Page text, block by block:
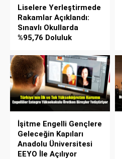
Liselere Yerleştirmede
Rakamlar Açıklandı:
Sınavlı Okullarda
%95,76 Doluluk
İşitme Engelli Gençlere
Geleceğin Kapıları
Anadolu Üniversitesi
EEYO İle Açılıyor